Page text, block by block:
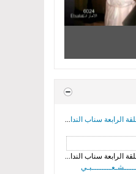
ماجد النصيف ضيف الحلقة الرابعة سناب النداوي
ماجد النصيف ضيف الحلقة الرابعة سناب النداوي...